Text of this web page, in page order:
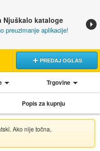
Njuškalo kataloge
preuzimanje aplikacije!
PREDAJ OGLAS
Trgovine
Popis za kupnju
Ako nije točna,